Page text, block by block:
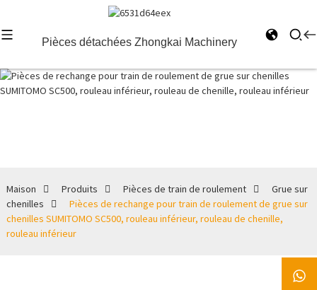
Pièces détachées Zhongkai Machinery
Grue sur
Maison Produits Pièces de train de roulement
Grue sur
chenilles
Pièces de rechange pour train de roulement de grue sur
chenilles SUMITOMO SC500, rouleau inférieur, rouleau de chenille,
rouleau inférieur